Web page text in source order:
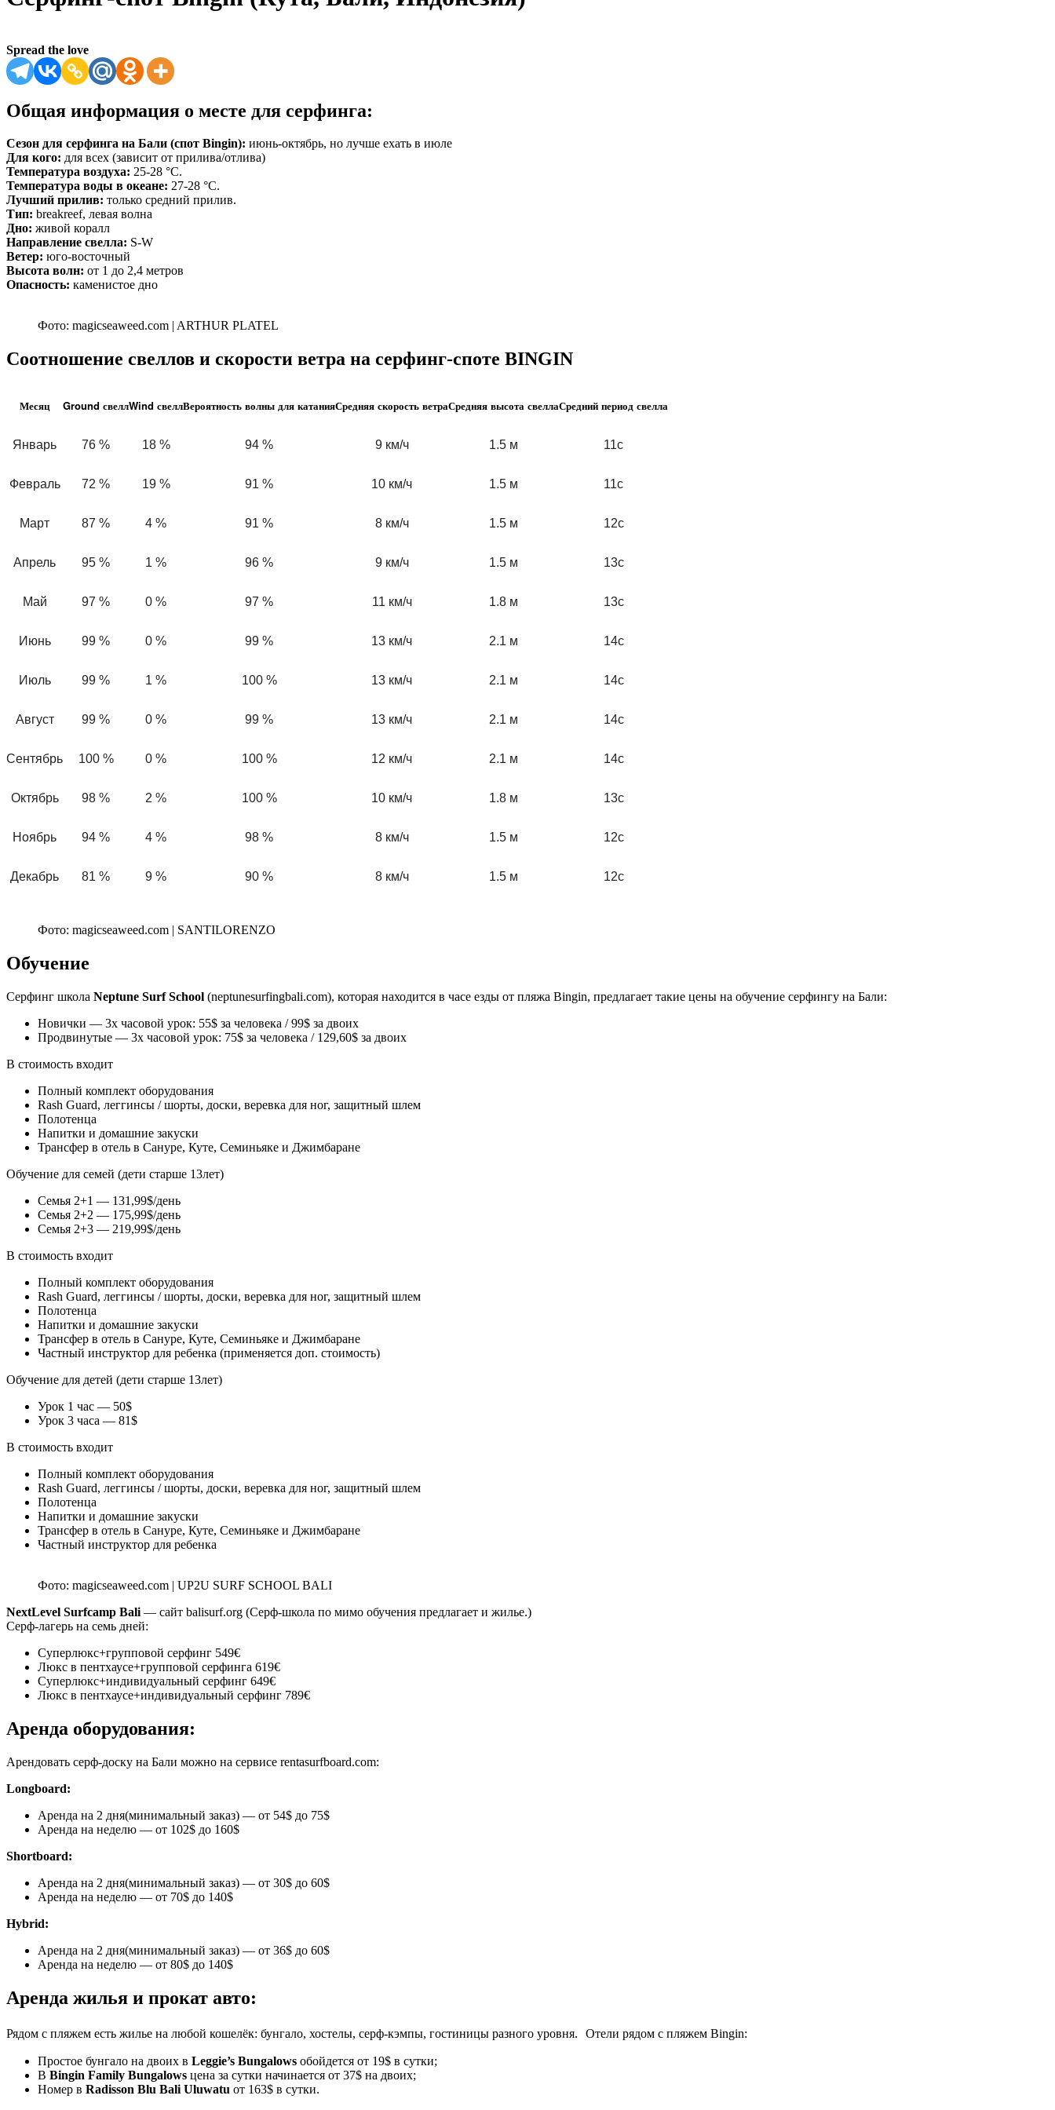
Spread the love
Общая информация о месте для серфинга:
Сезон для серфинга на Бали (спот Bingin): июнь-октябрь, но лучше ехать в июле
Для кого: для всех (зависит от прилива/отлива)
Температура воздуха: 25-28 °C.
Температура воды в океане: 27-28 °C.
Лучший прилив: только средний прилив.
Тип: breakreef, левая волна
Дно: живой коралл
Направление свелла: S-W
Ветер: юго-восточный
Высота волн: от 1 до 2,4 метров
Опасность: каменистое дно
Фото: magicseaweed.com | ARTHUR PLATEL
Соотношение свеллов и скорости ветра на серфинг-споте BINGIN
Месяц Ground свеллWind свеллВероятность волны для катанияСредняя скорость ветраСредняя высота свеллаСредний период свелла
Январь 76 % 18 % 94 % 9 км/ч 1.5 м 11с
Февраль 72 % 19 % 91 % 10 км/ч 1.5 м 11с
Март 87 % 4 % 91 % 8 км/ч 1.5 м 12с
Апрель 95 % 1 % 96 % 9 км/ч 1.5 м 13с
Май 97 % 0 % 97 % 11 км/ч 1.8 м 13с
Июнь 99 % 0 % 99 % 13 км/ч 2.1 м 14с
Июль 99 % 1 % 100 % 13 км/ч 2.1 м 14с
Август 99 % 0 % 99 % 13 км/ч 2.1 м 14с
Сентябрь 100 % 0 % 100 % 12 км/ч 2.1 м 14с
Октябрь 98 % 2 % 100 % 10 км/ч 1.8 м 13с
Ноябрь 94 % 4 % 98 % 8 км/ч 1.5 м 12с
Декабрь 81 % 9 % 90 % 8 км/ч 1.5 м 12с
Фото: magicseaweed.com | SANTILORENZO
Обучение
Серфинг школа Neptune Surf School (neptunesurfingbali.com), которая находится в часе езды от пляжа Bingin, предлагает такие цены на обучение серфингу на Бали:
Новички — 3х часовой урок: 55$ за человека / 99$ за двоих
Продвинутые — 3х часовой урок: 75$ за человека / 129,60$ за двоих
В стоимость входит
Полный комплект оборудования
Rash Guard, леггинсы / шорты, доски, веревка для ног, защитный шлем
Полотенца
Напитки и домашние закуски
Трансфер в отель в Сануре, Куте, Семиньяке и Джимбаране
Обучение для семей (дети старше 13лет)
Семья 2+1 — 131,99$/день
Семья 2+2 — 175,99$/день
Семья 2+3 — 219,99$/день
В стоимость входит
Полный комплект оборудования
Rash Guard, леггинсы / шорты, доски, веревка для ног, защитный шлем
Полотенца
Напитки и домашние закуски
Трансфер в отель в Сануре, Куте, Семиньяке и Джимбаране
Частный инструктор для ребенка (применяется доп. стоимость)
Обучение для детей (дети старше 13лет)
Урок 1 час — 50$
Урок 3 часа — 81$
В стоимость входит
Полный комплект оборудования
Rash Guard, леггинсы / шорты, доски, веревка для ног, защитный шлем
Полотенца
Напитки и домашние закуски
Трансфер в отель в Сануре, Куте, Семиньяке и Джимбаране
Частный инструктор для ребенка
Фото: magicseaweed.com | UP2U SURF SCHOOL BALI
NextLevel Surfcamp Bali — сайт balisurf.org (Серф-школа по мимо обучения предлагает и жилье.)
Серф-лагерь на семь дней:
Суперлюкс+групповой серфинг 549€
Люкс в пентхаусе+групповой серфинга 619€
Суперлюкс+индивидуальный серфинг 649€
Люкс в пентхаусе+индивидуальный серфинг 789€
Аренда оборудования:
Арендовать серф-доску на Бали можно на сервисе rentasurfboard.com:
Longboard:
Аренда на 2 дня(минимальный заказ) — от 54$ до 75$
Аренда на неделю — от 102$ до 160$
Shortboard:
Аренда на 2 дня(минимальный заказ) — от 30$ до 60$
Аренда на неделю — от 70$ до 140$
Hybrid:
Аренда на 2 дня(минимальный заказ) — от 36$ до 60$
Аренда на неделю — от 80$ до 140$
Аренда жилья и прокат авто:
Рядом с пляжем есть жилье на любой кошелёк: бунгало, хостелы, серф-кэмпы, гостиницы разного уровня. Отели рядом с пляжем Bingin:
Простое бунгало на двоих в Leggie’s Bungalows обойдется от 19$ в сутки;
В Bingin Family Bungalows цена за сутки начинается от 37$ на двоих;
Номер в Radisson Blu Bali Uluwatu от 163$ в сутки.